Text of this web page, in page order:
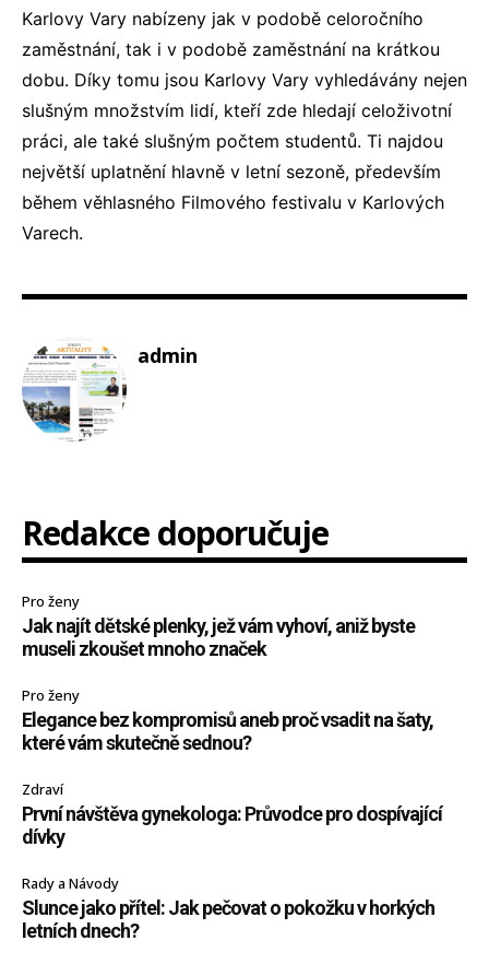
Karlovy Vary nabízeny jak v podobě celoročního
zaměstnání, tak i v podobě zaměstnání na krátkou
dobu. Díky tomu jsou Karlovy Vary vyhledávány nejen
slušným množstvím lidí, kteří zde hledají celoživotní
práci, ale také slušným počtem studentů. Ti najdou
největší uplatnění hlavně v letní sezoně, především
během věhlasného Filmového festivalu v Karlových
Varech.
admin
Redakce doporučuje
Pro ženy
Jak najít dětské plenky, jež vám vyhoví, aniž byste
museli zkoušet mnoho značek
Pro ženy
Elegance bez kompromisů aneb proč vsadit na šaty,
které vám skutečně sednou?
Zdraví
První návštěva gynekologa: Průvodce pro dospívající
dívky
Rady a Návody
Slunce jako přítel: Jak pečovat o pokožku v horkých
letních dnech?